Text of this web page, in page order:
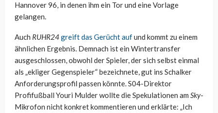
Hannover 96, in denen ihm ein Tor und eine Vorlage
gelangen.
Auch RUHR24greift das Gerücht aufund kommt zu einem
ähnlichen Ergebnis. Demnach ist ein Wintertransfer
ausgeschlossen, obwohl der Spieler, der sich selbst einmal
als „ekliger Gegenspieler“ bezeichnete, gut ins Schalker
Anforderungsprofil passen könnte. S04-Direktor
Profifußball Youri Mulder wollte die Spekulationen am Sky-
Mikrofon nicht konkret kommentieren und erklärte: „Ich